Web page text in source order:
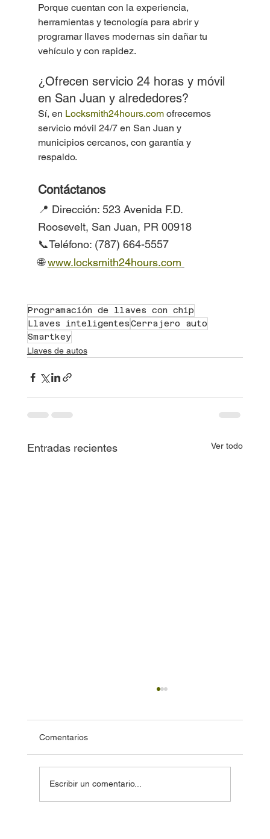
Porque cuentan con la experiencia,
herramientas y tecnología para abrir y
programar llaves modernas sin dañar tu
vehículo y con rapidez.
¿Ofrecen servicio 24 horas y móvil
en San Juan y alrededores?
Sí, en Locksmith24hours.com ofrecemos
servicio móvil 24/7 en San Juan y
municipios cercanos, con garantía y
respaldo.
Contáctanos
📍 Dirección: 523 Avenida F.D.
Roosevelt, San Juan, PR 00918
📞Teléfono: (787) 664-5557
🌐 www.locksmith24hours.com
Programación de llaves con chip
Llaves inteligentesCerrajero auto
Smartkey
Llaves de autos
Entradas recientes Ver todo
Comentarios
Escribir un comentario...